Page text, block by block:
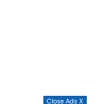
Close Ads X